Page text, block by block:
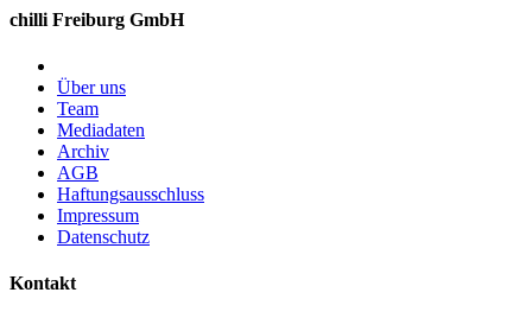
chilli Freiburg GmbH
Über uns
Team
Mediadaten
Archiv
AGB
Haftungsausschluss
Impressum
Datenschutz
Kontakt